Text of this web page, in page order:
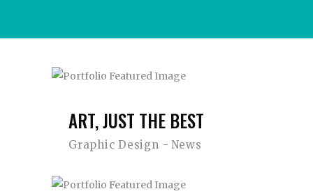
ART, JUST THE BEST
Graphic Design News